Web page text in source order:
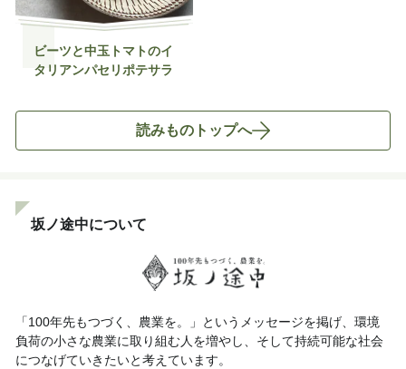
ビーツと中玉トマトのイ
タリアンパセリポテサラ
読みものトップへ
坂ノ途中について
「100年先もつづく、農業を。」というメッセージを掲げ、環境
負荷の小さな農業に取り組む人を増やし、そして持続可能な社会
につなげていきたいと考えています。